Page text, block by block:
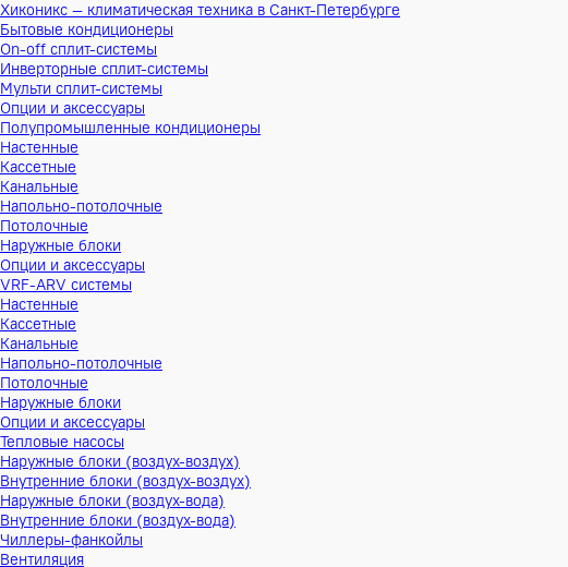
Хиконикс — климатическая техника в Санкт-Петербурге
Бытовые кондиционеры
On-off сплит-системы
Инверторные сплит-системы
Мульти сплит-системы
Опции и аксессуары
Полупромышленные кондиционеры
Настенные
Кассетные
Канальные
Напольно-потолочные
Потолочные
Наружные блоки
Опции и аксессуары
VRF-ARV системы
Настенные
Кассетные
Канальные
Напольно-потолочные
Потолочные
Наружные блоки
Опции и аксессуары
Тепловые насосы
Наружные блоки (воздух-воздух)
Внутренние блоки (воздух-воздух)
Наружные блоки (воздух-вода)